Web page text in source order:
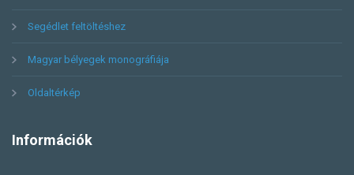
Segédlet feltöltéshez
Magyar bélyegek monográfiája
Oldaltérkép
Információk